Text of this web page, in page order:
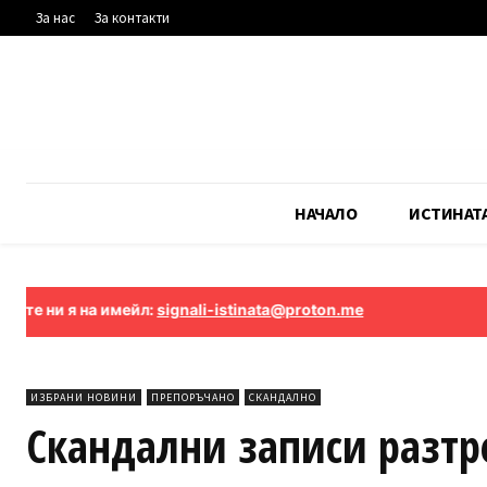
За нас За контакти
НАЧАЛО
на имейл: signali-istinata@proton.me
ИЗБРАНИ НОВИНИ ПРЕПОРЪЧАНО СКАНДАЛНО
Скандални записи